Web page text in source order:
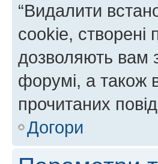
“Видалити
cookie, створені
дозволяють вам
форумі, а також
прочитаних
Догори